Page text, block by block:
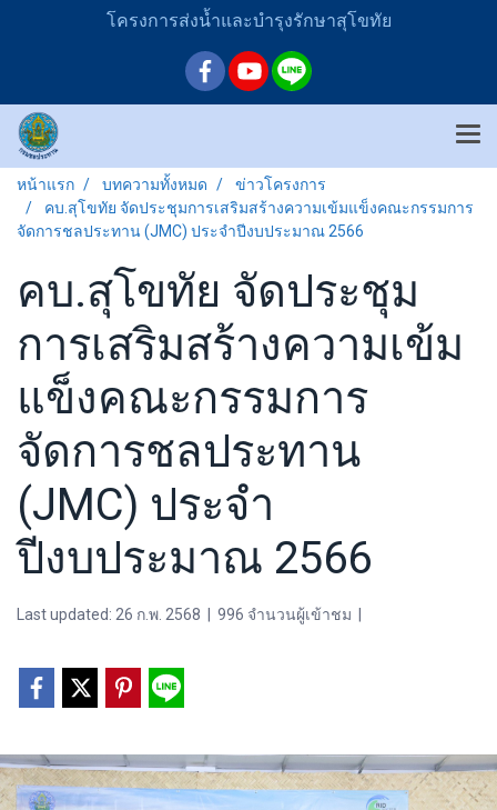
โครงการส่งน้ำและบำรุงรักษาสุโขทัย
หน้าแรก บทความทั้งหมด
ข่าวโครงการ
คบ.สุโขทัย จัดประชุมการเสริมสร้างความเข้มแข็งคณะกรรมการ
จัดการชลประทาน (JMC) ประจำปีงบประมาณ 2566
คบ.สุโขทัย จัดประชุม
การเสริมสร้างความเข้ม
แข็งคณะกรรมการ
จัดการชลประทาน
(JMC) ประจำ
ปีงบประมาณ 2566
Last updated: 26 ก.พ. 2568 996 จำนวนผู้เข้าชม